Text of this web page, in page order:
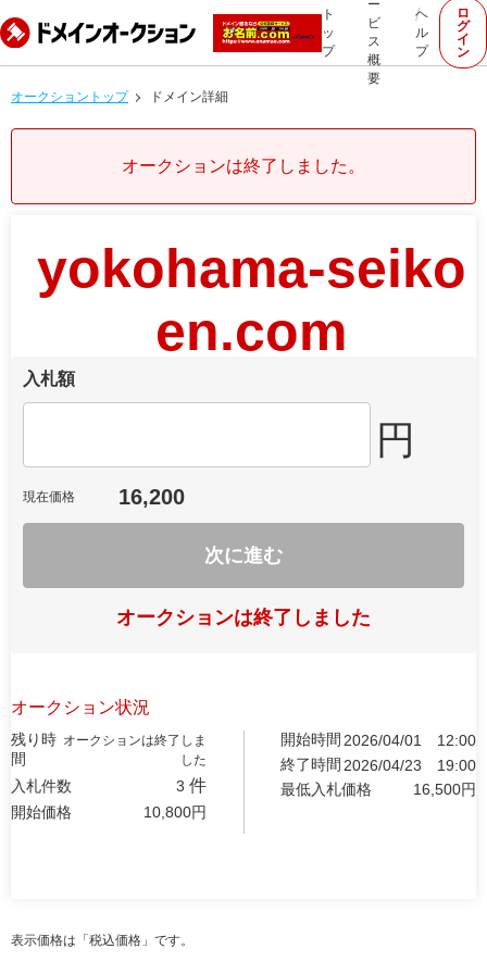
ト
ッ
プ
ー
ビ
ス
概
要
ヘ
ル
プ
ロ
グ
イ
ン
オークショントップ ドメイン詳細
オークションは終了しました。
yokohama-seiko
en.com
入札額
円
現在価格 16,200
次に進む
オークションは終了しました
オークション状況
残り時
間
オークションは終了しま
した
入札件数 3 件
開始価格 10,800円
開始時間 2026/04/01
12:00
終了時間 2026/04/23
19:00
最低入札価格
16,500円
表示価格は「税込価格」です。